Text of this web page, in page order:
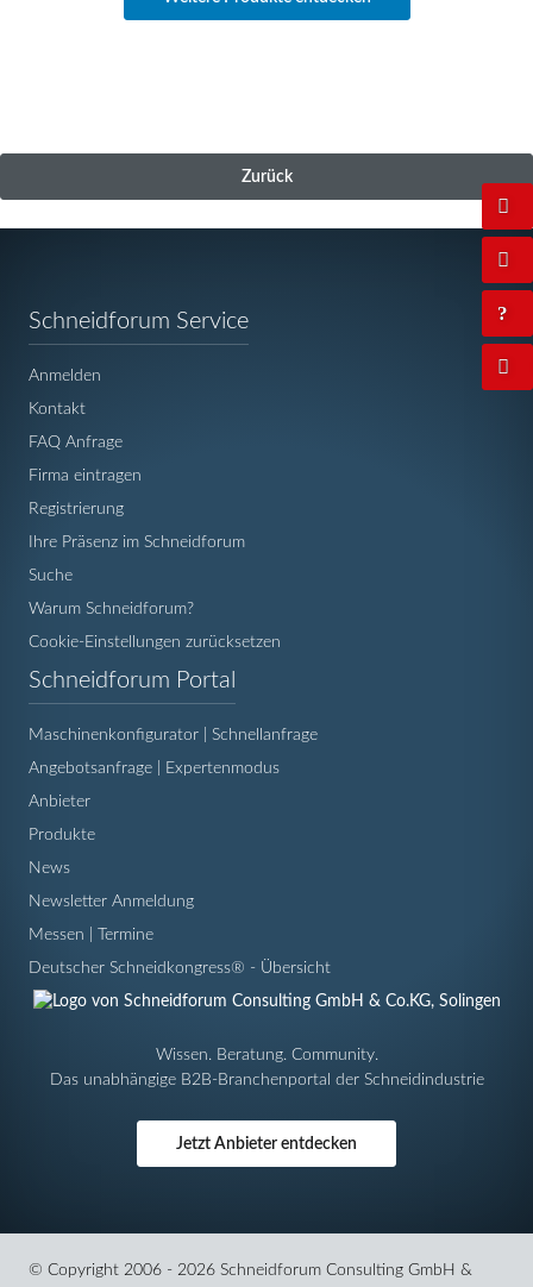
Zurück
Schneidforum Service
Anmelden
Kontakt
FAQ Anfrage
Firma eintragen
Registrierung
Ihre Präsenz im Schneidforum
Suche
Warum Schneidforum?
Cookie-Einstellungen zurücksetzen
Schneidforum Portal
Maschinenkonfigurator | Schnellanfrage
Angebotsanfrage | Expertenmodus
Anbieter
Produkte
News
Newsletter Anmeldung
Messen | Termine
Deutscher Schneidkongress® - Übersicht
Wissen. Beratung. Community.
Das unabhängige B2B-Branchenportal der Schneidindustrie
Jetzt Anbieter entdecken
© Copyright 2006 - 2026 Schneidforum Consulting GmbH &